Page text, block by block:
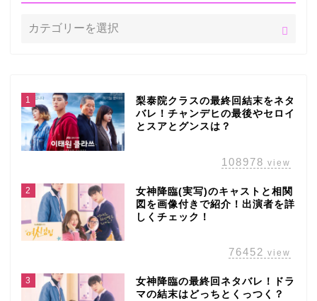
1
梨泰院クラスの最終回結末をネタ
バレ！チャンデヒの最後やセロイ
とスアとグンスは？
108978 view
2
女神降臨(実写)のキャストと相関
図を画像付きで紹介！出演者を詳
しくチェック！
76452 view
3
女神降臨の最終回ネタバレ！ドラ
マの結末はどっちとくっつく？